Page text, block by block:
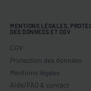
MENTIONS LÉGALES,
DES DONNÉES ET CGV
CGV
Protection des données
Mentions légales
Aide/FAQ & contact